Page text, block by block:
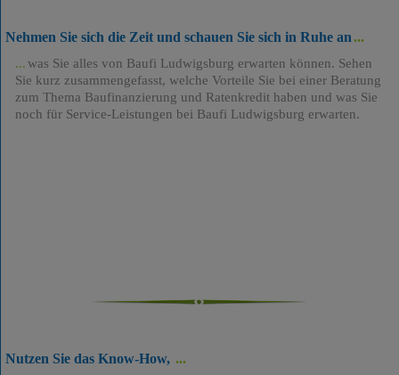
Nehmen Sie sich die Zeit und schauen Sie sich in Ruhe an
was Sie alles von Baufi Ludwigsburg erwarten können. Sehen
Sie kurz zusammengefasst, welche Vorteile Sie bei einer Beratung
zum Thema Baufinanzierung und Ratenkredit haben und was Sie
noch für Service-Leistungen bei Baufi Ludwigsburg erwarten.
Nutzen Sie das Know-How,